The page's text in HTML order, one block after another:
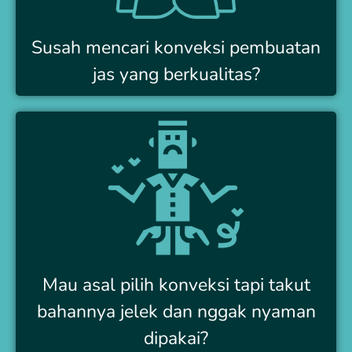
Susah mencari konveksi pembuatan
jas yang berkualitas?
Mau asal pilih konveksi tapi takut
bahannya jelek dan nggak nyaman
dipakai?